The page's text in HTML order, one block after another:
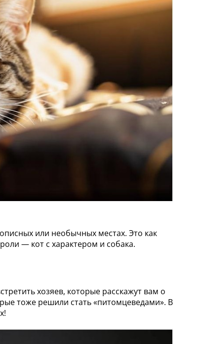
или необычных местах. Это как
— кот с характером и собака.
хозяев, которые расскажут вам о
тоже решили стать «питомцеведами». В